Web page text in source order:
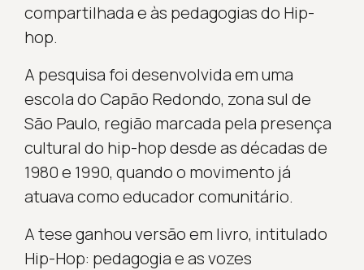
compartilhada e às pedagogias do Hip-
hop.
A pesquisa foi desenvolvida em uma
escola do Capão Redondo, zona sul de
São Paulo, região marcada pela presença
cultural do hip-hop desde as décadas de
1980 e 1990, quando o movimento já
atuava como educador comunitário.
A tese ganhou versão em livro, intitulado
Hip-Hop: pedagogia e as vozes